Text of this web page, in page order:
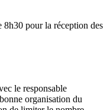
8h30 pour la réception des
le responsable
organisation du